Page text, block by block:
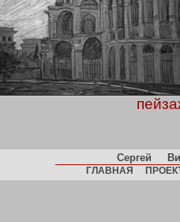
Сергей
ГЛАВНАЯ